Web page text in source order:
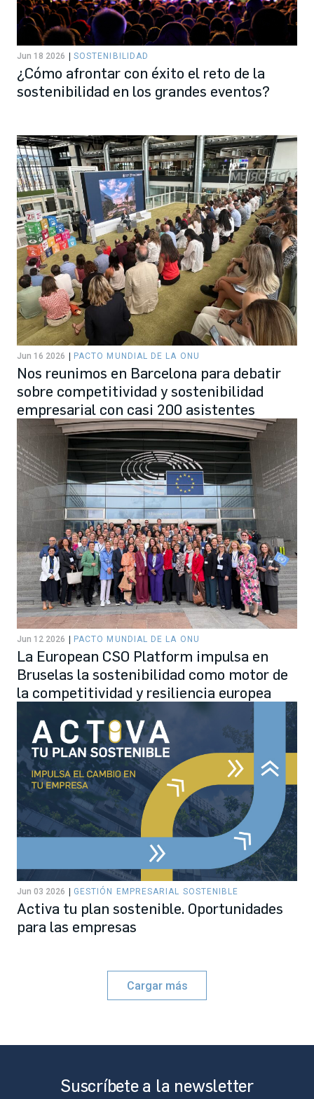
Jun 18 2026 SOSTENIBILIDAD
¿Cómo afrontar con éxito el reto de la
sostenibilidad en los grandes eventos?
Jun 16 2026 PACTO MUNDIAL DE LA ONU
Nos reunimos en Barcelona para debatir
sobre competitividad y sostenibilidad
empresarial con casi 200 asistentes
Jun 12 2026 PACTO MUNDIAL DE LA ONU
La European CSO Platform impulsa en
Bruselas la sostenibilidad como motor de
la competitividad y resiliencia europea
Jun 03 2026 GESTIÓN EMPRESARIAL SOSTENIBLE
Activa tu plan sostenible. Oportunidades
para las empresas
Cargar más
Suscríbete a la newsletter